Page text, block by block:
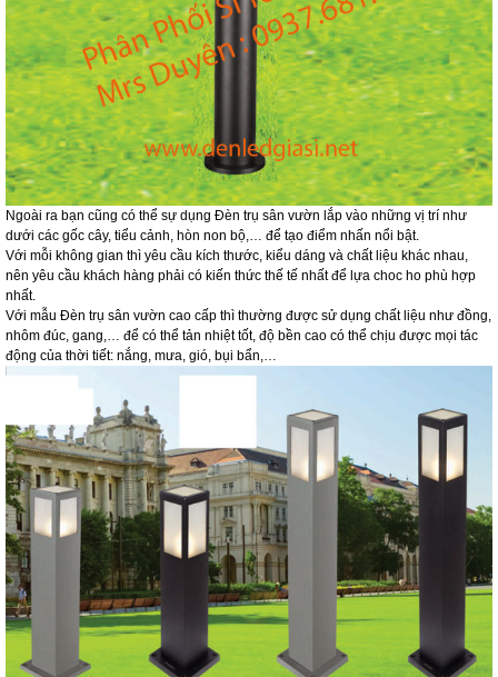
Ngoài ra bạn cũng có thể sự dụng Đèn trụ sân vườn lắp vào những vị trí như
dưới các gốc cây, tiểu cảnh, hòn non bộ,… để tạo điểm nhấn nổi bật.
Với mỗi không gian thì yêu cầu kích thước, kiểu dáng và chất liệu khác nhau,
nên yêu cầu khách hàng phải có kiến thức thế tế nhất để lựa choc ho phù hợp
nhất.
Với mẫu Đèn trụ sân vườn cao cấp thì thường được sử dụng chất liệu như đồng,
nhôm đúc, gang,… để có thể tản nhiệt tốt, độ bền cao có thể chịu được mọi tác
động của thời tiết: nắng, mưa, gió, bụi bẩn,…